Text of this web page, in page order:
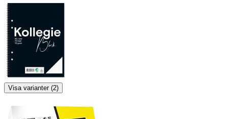
Visa varianter (2)